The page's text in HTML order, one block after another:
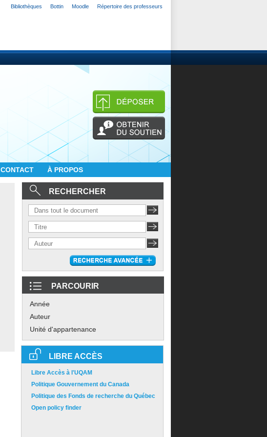
Bibliothèques Bottin Moodle Répertoire des professeurs
CONTACT À PROPOS
RECHERCHER
PARCOURIR
Année
Auteur
Unité d'appartenance
LIBRE ACCÈS
Libre Accès à l'UQAM
Politique Gouvernement du Canada
Politique des Fonds de recherche du Québec
Open policy finder